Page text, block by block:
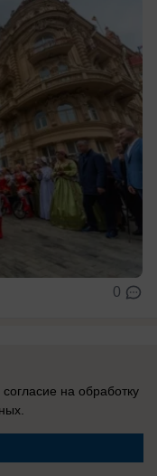
0
из-за
скрылись
на обработку